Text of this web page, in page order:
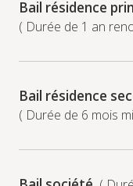
Bail résidence
( Durée de 1 an
Bail résidence
( Durée de 6 mois